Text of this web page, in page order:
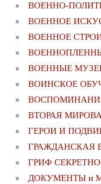
ВОЕННО-
ВОЕННОЕ
ВОЕННОЕ
ВОЕННЫЕ
ВОИНСКОЕ
ВТОРАЯ
ГЕРОИ И
ГРАЖДАНСКАЯ
ГРИФ
ДОКУМЕНТЫ и